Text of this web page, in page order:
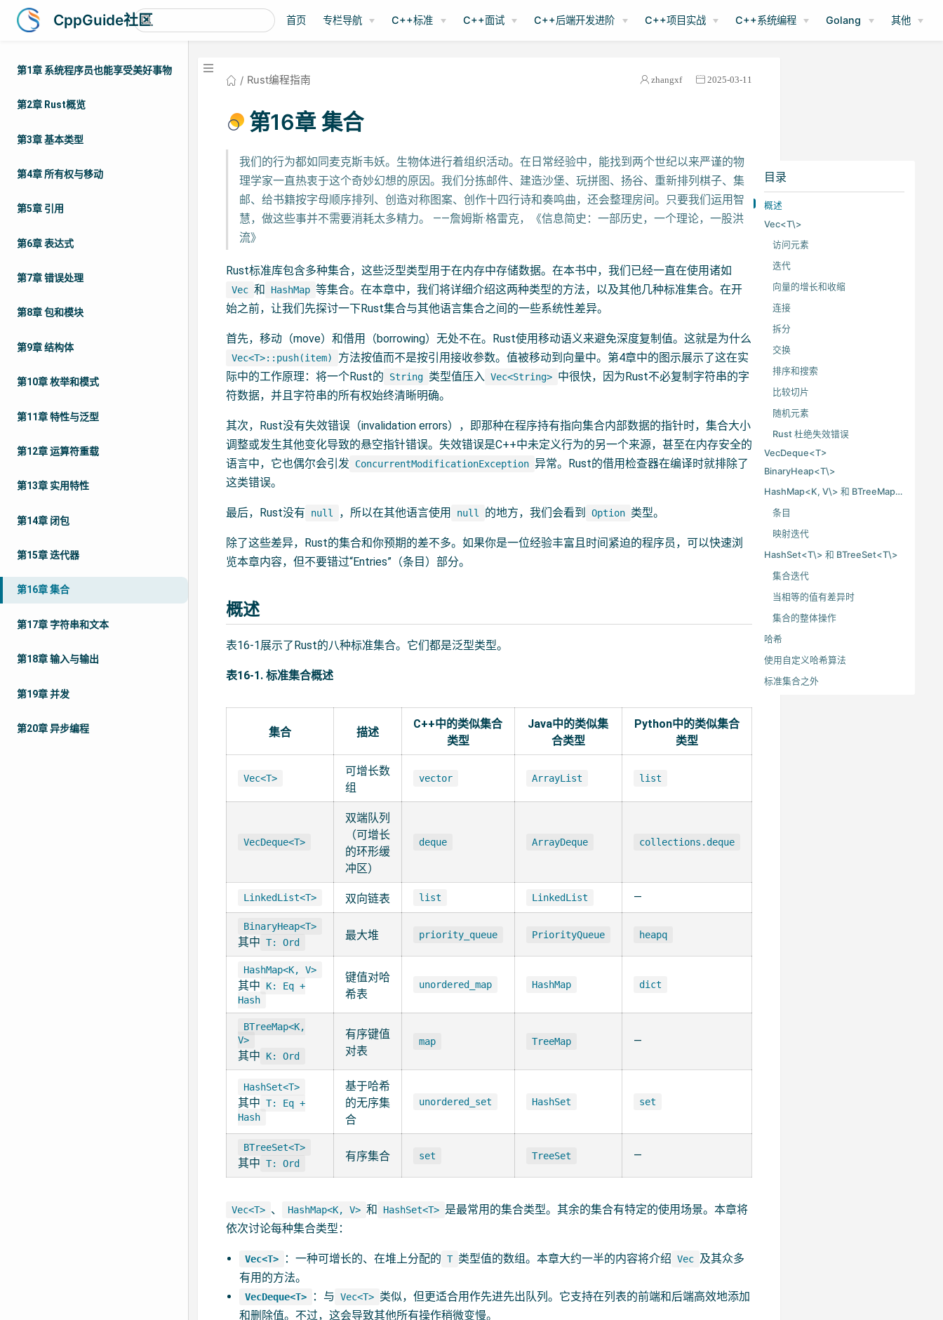
CppGuide社区 首页 专栏导航 C++标准 C++面试 C++后端开发进阶 C++项目实战 C++系统编程 Golang 其他
第1章 系统程序员也能享受美好事物
第2章 Rust概览
第3章 基本类型
第4章 所有权与移动
第5章 引用
第6章 表达式
第7章 错误处理
第8章 包和模块
第9章 结构体
第10章 枚举和模式
第11章 特性与泛型
第12章 运算符重载
第13章 实用特性
第14章 闭包
第15章 迭代器
第16章 集合
第17章 字符串和文本
第18章 输入与输出
第19章 并发
第20章 异步编程
Rust编程指南 zhangxf 2025-03-11
目录
概述
Vec<T\>
访问元素
迭代
向量的增长和收缩
连接
拆分
交换
排序和搜索
比较切片
随机元素
Rust 杜绝失效错误
VecDeque<T>
BinaryHeap<T\>
HashMap<K, V\> 和 BTreeMap<K, V\>
条目
映射迭代
HashSet<T\> 和 BTreeSet<T\>
集合迭代
当相等的值有差异时
集合的整体操作
哈希
使用自定义哈希算法
标准集合之外
第16章 集合
我们的行为都如同麦克斯韦妖。生物体进行着组织活动。在日常经验中，能找到两个世纪以来严谨的物
理学家一直热衷于这个奇妙幻想的原因。我们分拣邮件、建造沙堡、玩拼图、扬谷、重新排列棋子、集
邮、给书籍按字母顺序排列、创造对称图案、创作十四行诗和奏鸣曲，还会整理房间。只要我们运用智
慧，做这些事并不需要消耗太多精力。 ——詹姆斯·格雷克，《信息简史：一部历史，一个理论，一股洪
流》
Rust标准库包含多种集合，这些泛型类型用于在内存中存储数据。在本书中，我们已经一直在使用诸如
Vec 和 HashMap 等集合。在本章中，我们将详细介绍这两种类型的方法，以及其他几种标准集合。在开
始之前，让我们先探讨一下Rust集合与其他语言集合之间的一些系统性差异。
首先，移动（move）和借用（borrowing）无处不在。Rust使用移动语义来避免深度复制值。这就是为什么
Vec<T>::push(item)
方法按值而不是按引用接收参数。值被移动到向量中。第4章中的图示展示了这在实
际中的工作原理：将一个Rust的
String 类型值压入 Vec<String> 中很快，因为Rust不必复制字符串的字
符数据，并且字符串的所有权始终清晰明确。
其次，Rust没有失效错误（invalidation errors），即那种在程序持有指向集合内部数据的指针时，集合大小
调整或发生其他变化导致的悬空指针错误。失效错误是C++中未定义行为的另一个来源，甚至在内存安全的
语言中，它也偶尔会引发
ConcurrentModificationException 异常。Rust的借用检查器在编译时就排除了
这类错误。
最后，Rust没有 null ，所以在其他语言使用 null 的地方，我们会看到 Option 类型。
除了这些差异，Rust的集合和你预期的差不多。如果你是一位经验丰富且时间紧迫的程序员，可以快速浏
览本章内容，但不要错过“Entries”（条目）部分。
概述
表16-1展示了Rust的八种标准集合。它们都是泛型类型。
表16-1. 标准集合概述
集合 描述
C++中的类似集合
类型
Java中的类似集
合类型
Python中的类似集合
类型
Vec<T>
可增长数
组
vector ArrayList list
VecDeque<T>
双端队列
（可增长
的环形缓
冲区）
deque ArrayDeque collections.deque
LinkedList<T> 双向链表 list LinkedList —
BinaryHeap<T>
其中 T: Ord
最大堆 priority_queue PriorityQueue heapq
HashMap<K, V>
其中
K: Eq +
Hash
键值对哈
希表
unordered_map HashMap dict
BTreeMap<K,
V>
其中 K: Ord
有序键值
对表
map TreeMap —
HashSet<T>
其中 T: Eq +
Hash
基于哈希
的无序集
合
unordered_set HashSet set
BTreeSet<T>
其中 T: Ord
有序集合 set TreeSet —
Vec<T> 、 HashMap<K, V> 和 HashSet<T> 是最常用的集合类型。其余的集合有特定的使用场景。本章将
依次讨论每种集合类型：
Vec<T> ：一种可增长的、在堆上分配的 T 类型值的数组。本章大约一半的内容将介绍 Vec 及其众多
有用的方法。
VecDeque<T> ：与 Vec<T> 类似，但更适合用作先进先出队列。它支持在列表的前端和后端高效地添加
和删除值。不过，这会导致其他所有操作稍微变慢。